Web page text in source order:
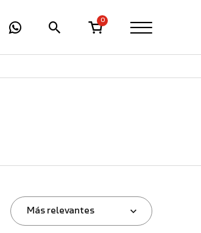
0
Más relevantes